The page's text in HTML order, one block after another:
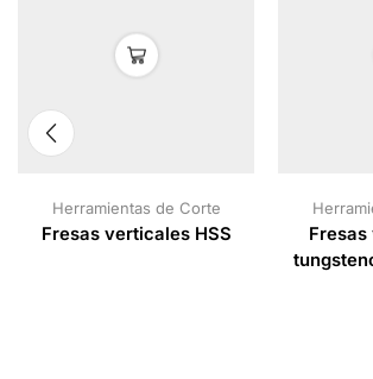
Herramientas de Corte
Fresas verticales HSS